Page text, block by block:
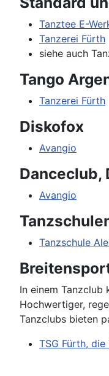
Tanztee E-
Tanzerei Fürth
siehe auch
Tango
Tanzerei Fürth
Diskofox
Avangio
Danceclub,
Avangio
Tanzschule
In einem Tanzclub
Hochwertiger,
Tanzclubs bieten
TSG Fürth,